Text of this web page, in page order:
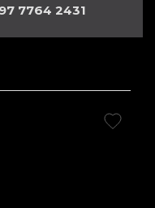
7764 2431